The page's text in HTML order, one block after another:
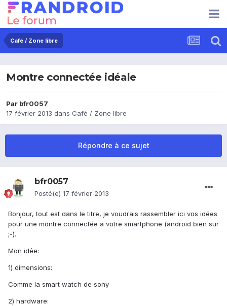
Café / Zone libre
Montre connectée idéale
Par bfr0057
17 février 2013 dans Café / Zone libre
Répondre à ce sujet
bfr0057
Posté(e) 17 février 2013
Bonjour, tout est dans le titre, je voudrais rassembler ici vos idées
pour une montre connectée a votre smartphone (android bien sur
;-).
Mon idée:
1) dimensions:
Comme la smart watch de sony
2) hardware: